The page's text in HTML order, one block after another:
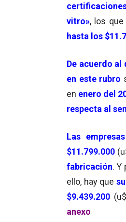
vitro», los
hasta los $
De acuerdo al
en este rubro
en enero del
respecta al
Las
$11.799.000
fabricación. Y
ello, hay que
$9.439.200
anexo